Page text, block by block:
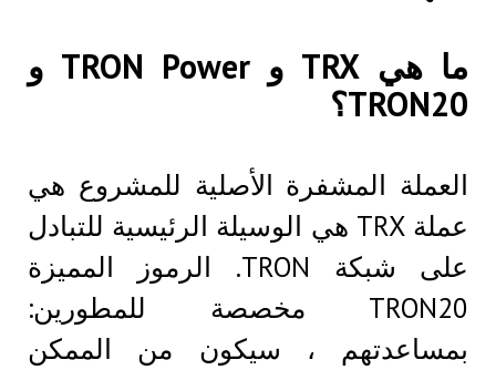
ما هي TRX و TRON Power و
TRON20؟
العملة المشفرة الأصلية للمشروع هي
عملة TRX هي الوسيلة الرئيسية للتبادل
على شبكة TRON. الرموز المميزة
TRON20 مخصصة للمطورين:
بمساعدتهم ، سيكون من الممكن